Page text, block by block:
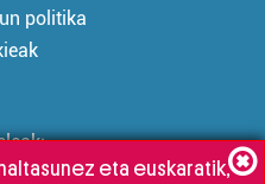
politika
eta euskaratik,